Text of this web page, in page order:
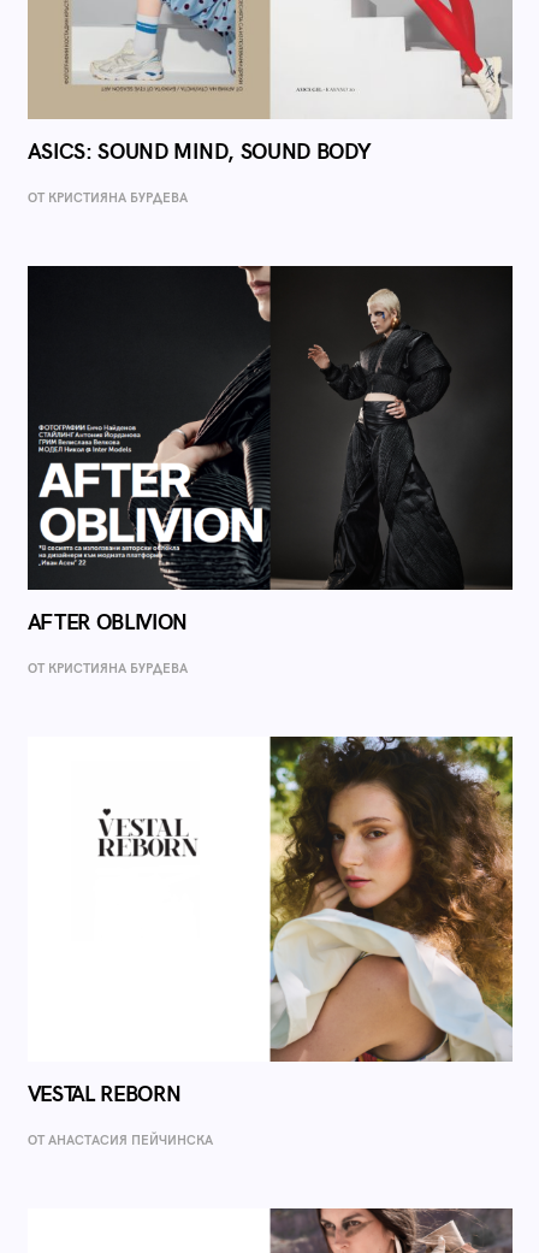
ASICS: SOUND MIND, SOUND BODY
ОТ КРИСТИЯНА БУРДЕВА
AFTER OBLIVION
ОТ КРИСТИЯНА БУРДЕВА
VESTAL REBORN
ОТ AНАСТАСИЯ ПЕЙЧИНСКА